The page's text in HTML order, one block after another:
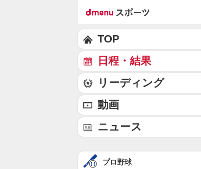
TOP
日程・結果
リーディング
動画
ニュース
プロ野球